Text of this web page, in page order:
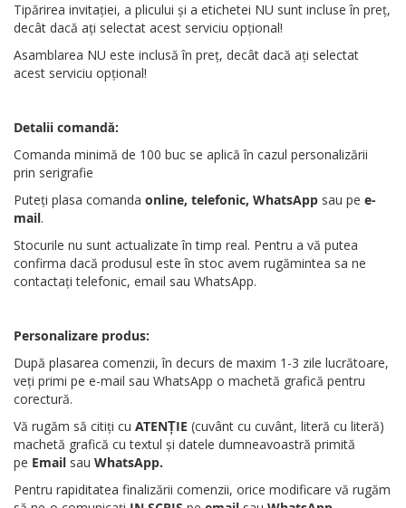
Tipărirea invitației, a plicului și a etichetei NU sunt incluse în preț,
decât dacă ați selectat acest serviciu opțional!
Asamblarea NU este inclusă în preț, decât dacă ați selectat
acest serviciu opțional!
Detalii comandă:
Comanda minimă de 100 buc se aplică în cazul personalizării
prin serigrafie
Puteți plasa comanda online, telefonic, WhatsApp sau pe e-
mail.
Stocurile nu sunt actualizate în timp real. Pentru a vă putea
confirma dacă produsul este în stoc avem rugămintea sa ne
contactați telefonic, email sau WhatsApp.
Personalizare produs:
După plasarea comenzii, în decurs de maxim 1-3 zile lucrătoare,
veți primi pe e-mail sau WhatsApp o machetă grafică pentru
corectură.
Vă rugăm să citiți cu ATENȚIE (cuvânt cu cuvânt, literă cu literă)
machetă grafică cu textul și datele dumneavoastră primită
pe Email sau WhatsApp.
Pentru rapiditatea finalizării comenzii, orice modificare vă rugăm